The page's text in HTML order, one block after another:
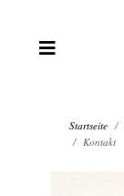
Startseite
Kontakt